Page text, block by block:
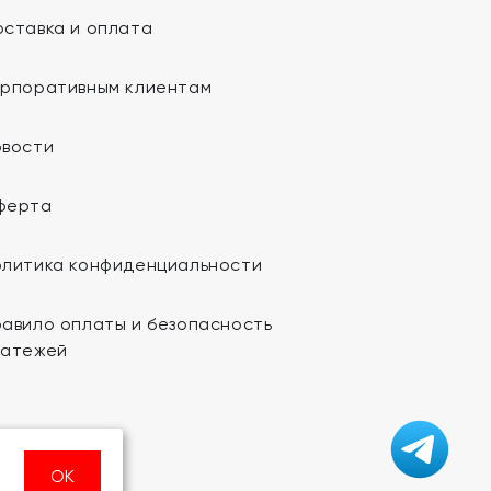
и оплата
клиентам
конфиденциальности
оплаты и безопасность
ОК